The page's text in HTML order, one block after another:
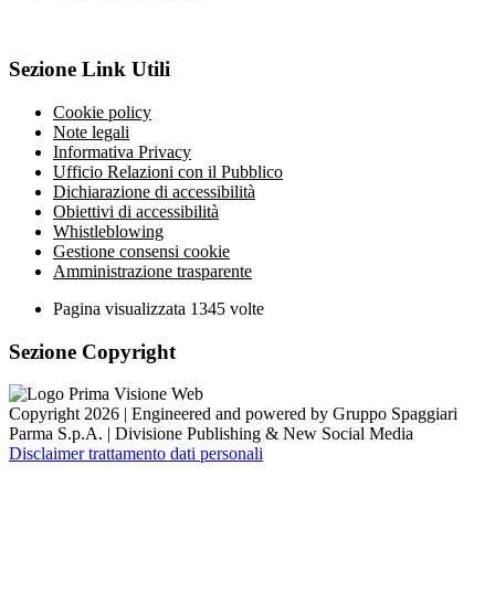
Sezione Link Utili
Cookie policy
Note legali
Informativa Privacy
Ufficio Relazioni con il Pubblico
Dichiarazione di accessibilità
Obiettivi di accessibilità
Whistleblowing
Gestione consensi cookie
Amministrazione trasparente
Pagina visualizzata 1345 volte
Sezione Copyright
Copyright 2026 | Engineered and powered by Gruppo Spaggiari
Parma S.p.A. | Divisione Publishing & New Social Media
Disclaimer trattamento dati personali